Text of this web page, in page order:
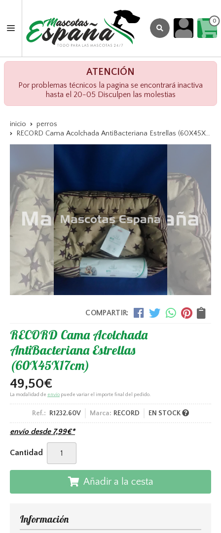
0
ATENCIÓN
Por problemas técnicos la pagina se encontrará inactiva
hasta el 20-05 Disculpen las molestias
inicio
perros
RECORD Cama Acolchada AntiBacteriana Estrellas (60X45X17cm)
COMPARTIR:
RECORD Cama Acolchada
AntiBacteriana Estrellas
(60X45X17cm)
49,50€
La modalidad de envío puede variar el importe final del pedido.
Ref.: R1232.60V Marca: RECORD EN STOCK
envío desde 7,99€*
Cantidad
Añadir a la cesta
Información